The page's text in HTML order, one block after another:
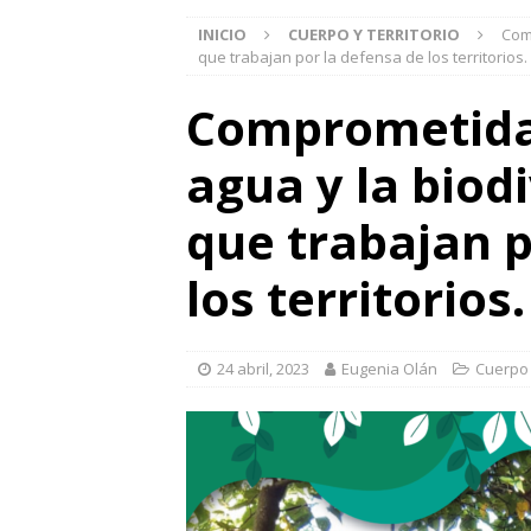
INICIO CUERPO Y TERRITORIO
que trabajan por la defensa de los territorios.
agua y la
que trabajan
los territorios.
24 abril, 2023 Eugenia Olán